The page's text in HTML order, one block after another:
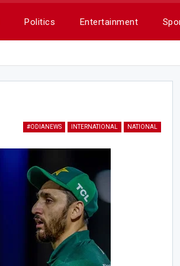
Politics Entertainment
#ODIANEWS INTERNATIONAL NATIONAL